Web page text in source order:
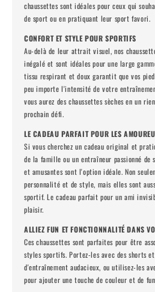
chaussettes sont idéales pour ceux qui
de sport ou en pratiquant leur sport favori.
CONFORT ET STYLE POUR SPORTIFS
Au-delà de leur attrait visuel, nos
inégalé et sont idéales pour une large
tissu respirant et doux garantit que vos
peu importe l'intensité de votre
vous aurez des chaussettes sèches en un
prochain défi.
LE CADEAU PARFAIT POUR LES
Si vous cherchez un cadeau original et
de la famille ou un entraîneur passionné de
et amusantes sont l'option idéale. Non
personnalité et de style, mais elles sont
sportif. Le cadeau parfait pour un ami
plaisir.
ALLIEZ FUN ET FONCTIONNALITÉ DANS
Ces chaussettes sont parfaites pour être
styles sportifs. Portez-les avec des shorts
d'entraînement audacieux, ou utilisez-les
pour ajouter une touche de couleur et de